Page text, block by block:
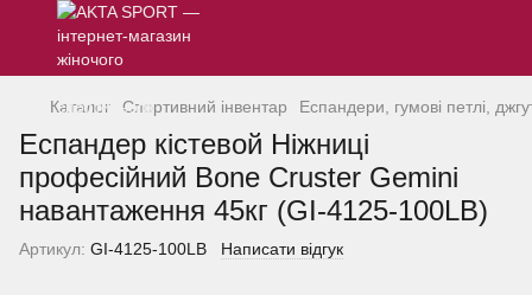
Каталог Спортивний інвентар Еспандери, гумові петлі,
Еспандер кістевой Ніжниці
професійний Bone Cruster Gemini
навантаження 45кг (GI-4125-100LB)
Артикул: GI-4125-100LB Написати відгук